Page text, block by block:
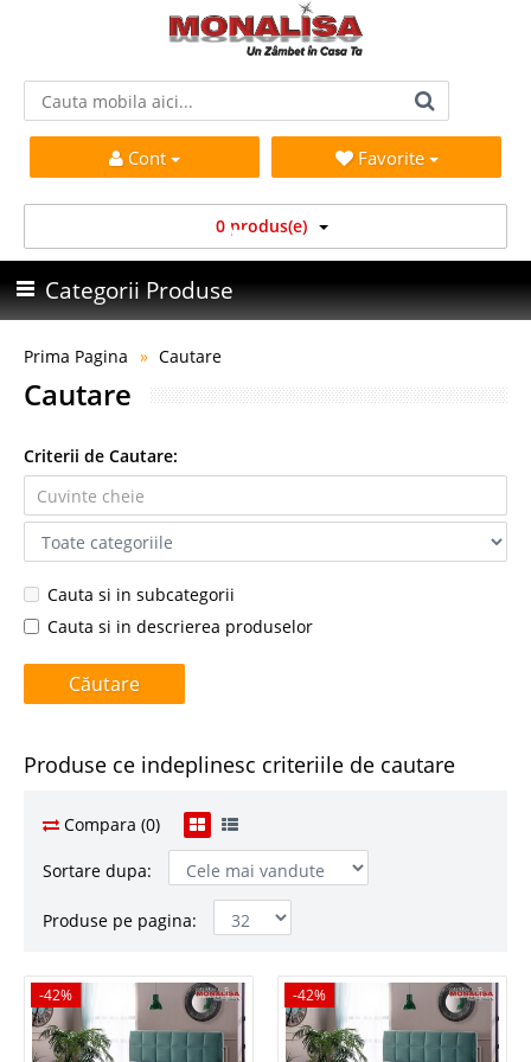
Cont Favorite
0 produs(e)
Categorii Produse
Prima Pagina Cautare
Cautare
Criterii de Cautare:
Cauta si in subcategorii
Cauta si in descrierea produselor
Produse ce indeplinesc criteriile de cautare
Compara (0)
Sortare dupa:
Produse pe pagina:
-42%
-42% -42%